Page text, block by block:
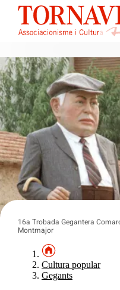
16a Trobada Gegantera
Montmajor
Cultura popular
Gegants